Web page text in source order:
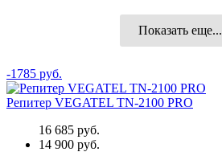
Показать еще...
-1785 руб.
Репитер VEGATEL TN-2100 PRO
16 685 руб.
14 900 руб.